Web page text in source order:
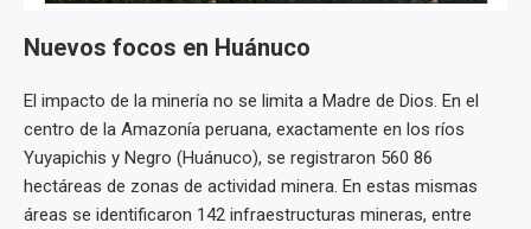
Nuevos focos en Huánuco
El impacto de la minería no se limita a Madre de Dios. En el
centro de la Amazonía peruana, exactamente en los ríos
Yuyapichis y Negro (Huánuco), se registraron 560 86
hectáreas de zonas de actividad minera. En estas mismas
áreas se identificaron 142 infraestructuras mineras, entre